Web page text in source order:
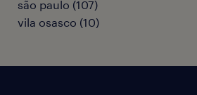
são paulo (107)
vila osasco (10)